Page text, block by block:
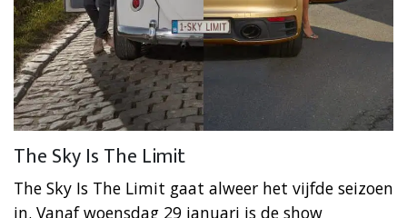
The Sky Is The Limit
The Sky Is The Limit gaat alweer het vijfde seizoen
in. Vanaf woensdag 29 januari is de show